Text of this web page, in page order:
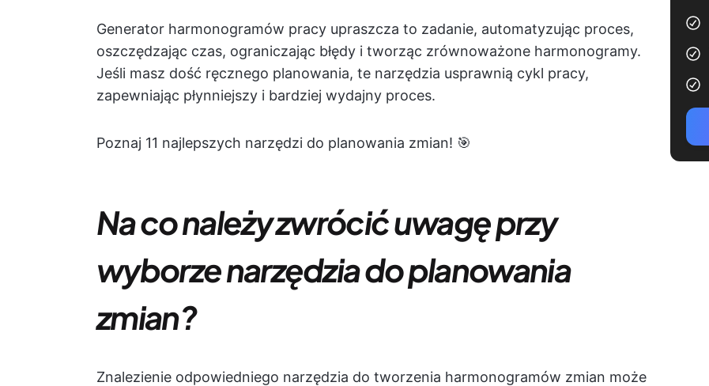
Generator harmonogramów pracy upraszcza to zadanie, automatyzując proces,
oszczędzając czas, ograniczając błędy i tworząc zrównoważone harmonogramy.
Jeśli masz dość ręcznego planowania, te narzędzia usprawnią cykl pracy,
zapewniając płynniejszy i bardziej wydajny proces.
Poznaj 11 najlepszych narzędzi do planowania zmian! 🎯
Na co należy zwrócić uwagę przy
wyborze narzędzia do planowania
zmian?
Znalezienie odpowiedniego narzędzia do tworzenia harmonogramów zmian może